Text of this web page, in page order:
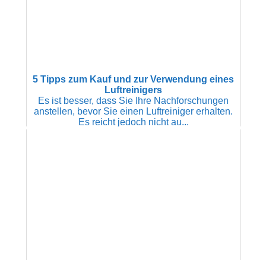
5 Tipps zum Kauf und zur Verwendung eines
Luftreinigers
Es ist besser, dass Sie Ihre Nachforschungen
anstellen, bevor Sie einen Luftreiniger erhalten.
Es reicht jedoch nicht au...